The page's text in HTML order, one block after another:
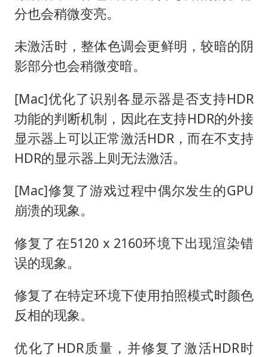
分也会稍微变亮。
未激活时，整体色调会更鲜明，较暗的阴
影部分也会稍微变暗。
[Mac]优化了识别各显示器是否支持HDR
功能的判断机制，因此在支持HDR的外接
显示器上可以正常激活HDR，而在不支持
HDR的显示器上则无法激活。
[Mac]修复了游戏过程中偶尔发生的GPU
崩溃的现象。
修复了在5120 x 2160环境下出现渲染错
误的现象。
修复了在特定环境下使用拍照模式时颜色
反相的现象。
优化了HDR质量，并修复了激活HDR时